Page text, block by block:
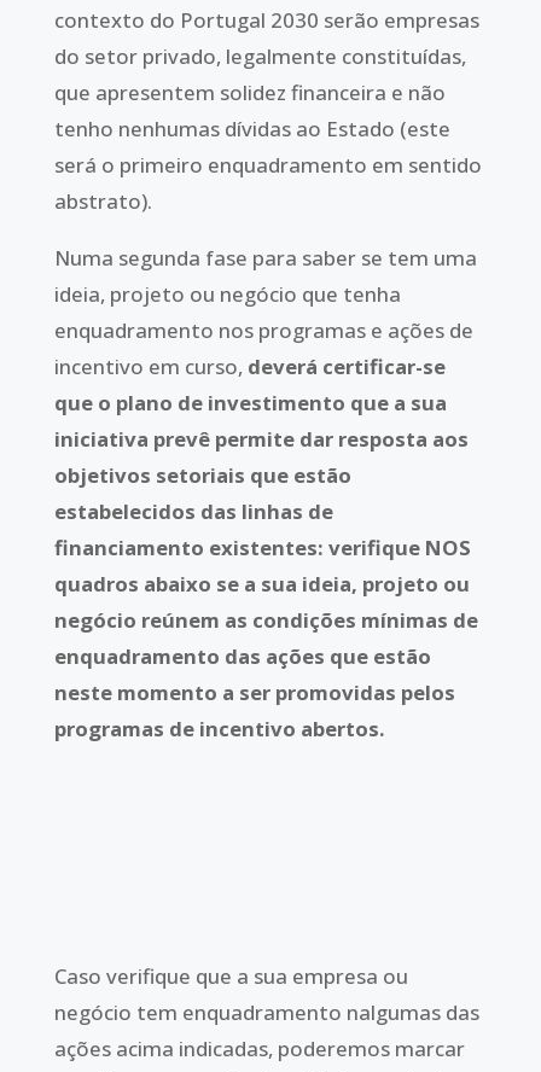
contexto do Portugal 2030 serão empresas
do setor privado, legalmente constituídas,
que apresentem solidez financeira e não
tenho nenhumas dívidas ao Estado (este
será o primeiro enquadramento em sentido
abstrato).
Numa segunda fase para saber se tem uma
ideia, projeto ou negócio que tenha
enquadramento nos programas e ações de
incentivo em curso, deverá certificar-se
que o plano de investimento que a sua
iniciativa prevê permite dar resposta aos
objetivos setoriais que estão
estabelecidos das linhas de
financiamento existentes: verifique NOS
quadros abaixo se a sua ideia, projeto ou
negócio reúnem as condições mínimas de
enquadramento das ações que estão
neste momento a ser promovidas pelos
programas de incentivo abertos.
Caso verifique que a sua empresa ou
negócio tem enquadramento nalgumas das
ações acima indicadas, poderemos marcar